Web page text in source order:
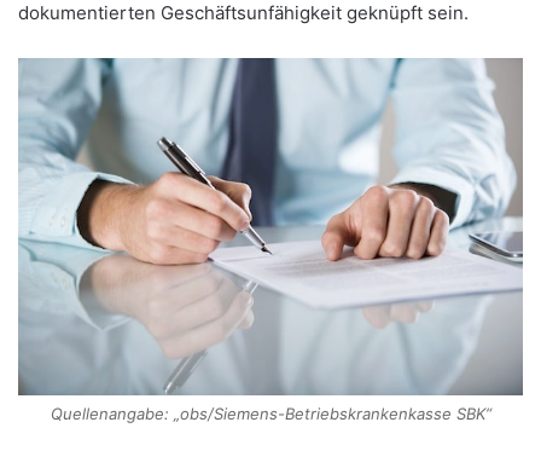
dokumentierten Geschäftsunfähigkeit geknüpft sein.
Quellenangabe: „obs/Siemens-Betriebskrankenkasse SBK“